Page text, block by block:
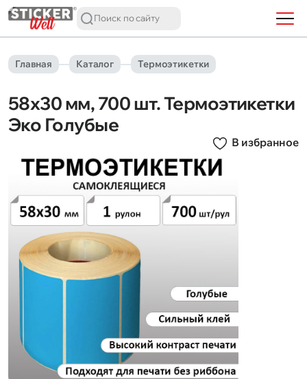
Главная Каталог Термоэтикетки
58х30 мм, 700 шт. Термоэтикетки
Эко Голубые
В избранное